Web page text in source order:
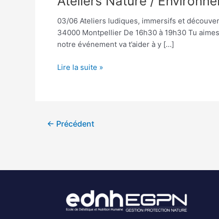
03/06 Ateliers ludiques, immersifs et
34000 Montpellier De 16h30 à 19h30 Tu
notre événement va t’aider à y […]
/
Environnement
03/06/2026
Lire la suite »
← Précédent